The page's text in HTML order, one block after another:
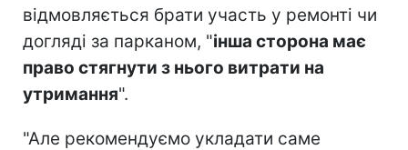
відмовляється брати участь у ремонті чи
догляді за парканом, "інша сторона має
право стягнути з нього витрати на
утримання".
"Але рекомендуємо укладати саме